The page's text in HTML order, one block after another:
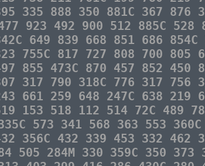
335 888 350 881C 367 876
923 492 900 512 885C 528
649 839 668 851 686
755C 817 727 808 700 805
855 473C 870 457 852 450
317 790 318C 776 317 756
661 259 648 247C 638 219
153 518 112 514 72C 489
573 341 568 363 553
356C 432 339 453 332 462
505 284M 330 359C 350 373